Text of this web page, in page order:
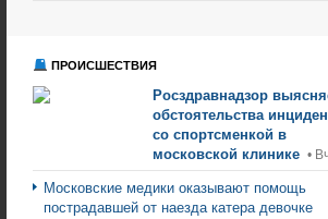
ПРОИСШЕСТВИЯ
Росздравнадзор
обстоятельства
со спортсменкой в
московской клинике •
Московские медики оказывают помощь
пострадавшей от наезда катера девочке